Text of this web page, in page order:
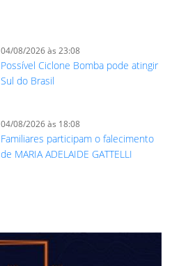
04/08/2026 às 23:08
Possível Ciclone Bomba pode atingir
Sul do Brasil
04/08/2026 às 18:08
Familiares participam o falecimento
de MARIA ADELAIDE GATTELLI